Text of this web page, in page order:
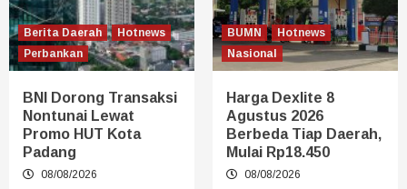
Berita Daerah
Hotnews
Perbankan
BNI Dorong Transaksi
Nontunai Lewat
Promo HUT Kota
Padang
08/08/2026
BUMN
Hotnews
Nasional
Harga Dexlite 8
Agustus 2026
Berbeda Tiap Daerah,
Mulai Rp18.450
08/08/2026